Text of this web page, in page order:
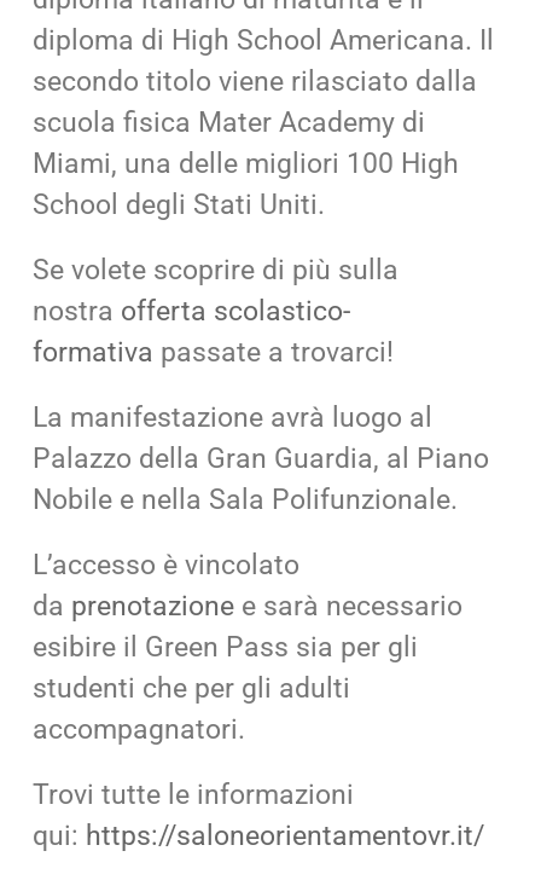
diploma di High School Americana. Il
secondo titolo viene rilasciato dalla
scuola fisica Mater Academy di
Miami, una delle migliori 100 High
School degli Stati Uniti.
Se volete scoprire di più sulla
nostra offerta scolastico-
formativa passate a trovarci!
La manifestazione avrà luogo al
Palazzo della Gran Guardia, al Piano
Nobile e nella Sala Polifunzionale.
L’accesso è vincolato
da prenotazione e sarà necessario
esibire il Green Pass sia per gli
studenti che per gli adulti
accompagnatori.
Trovi tutte le informazioni
qui: https://saloneorientamentovr.it/